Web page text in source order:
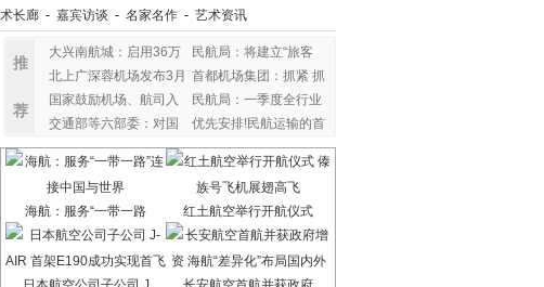
长廊 - 嘉宾访谈 - 名家名作 - 艺术资讯
推
荐
大兴南航城：启用36万
民航局：将建立“旅客
北上广深蓉机场发布3月 首都机场集团：抓紧 抓
国家鼓励机场、航司入
民航局：一季度全行业
交通部等六部委：对国
优先安排!民航运输的首
海航：服务“一带一路 红土航空举行开航仪式